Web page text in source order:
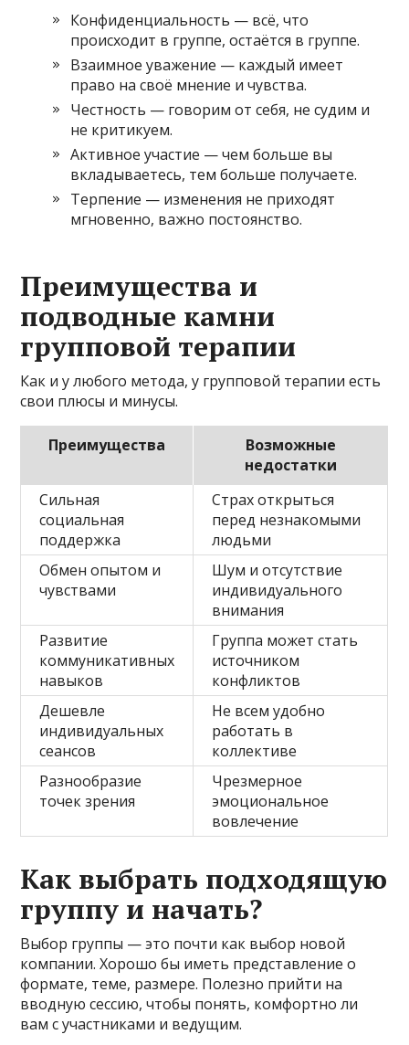
Конфиденциальность — всё, что
происходит в группе, остаётся в группе.
Взаимное уважение — каждый имеет
право на своё мнение и чувства.
Честность — говорим от себя, не судим и
не критикуем.
Активное участие — чем больше вы
вкладываетесь, тем больше получаете.
Терпение — изменения не приходят
мгновенно, важно постоянство.
Преимущества и
подводные камни
групповой терапии
Как и у любого метода, у групповой терапии есть
свои плюсы и минусы.
Преимущества
Возможные
недостатки
Сильная
социальная
поддержка
Страх открыться
перед незнакомыми
людьми
Обмен опытом и
чувствами
Шум и отсутствие
индивидуального
внимания
Развитие
коммуникативных
навыков
Группа может стать
источником
конфликтов
Дешевле
индивидуальных
сеансов
Не всем удобно
работать в
коллективе
Разнообразие
точек зрения
Чрезмерное
эмоциональное
вовлечение
Как выбрать подходящую
группу и начать?
Выбор группы — это почти как выбор новой
компании. Хорошо бы иметь представление о
формате, теме, размере. Полезно прийти на
вводную сессию, чтобы понять, комфортно ли
вам с участниками и ведущим.